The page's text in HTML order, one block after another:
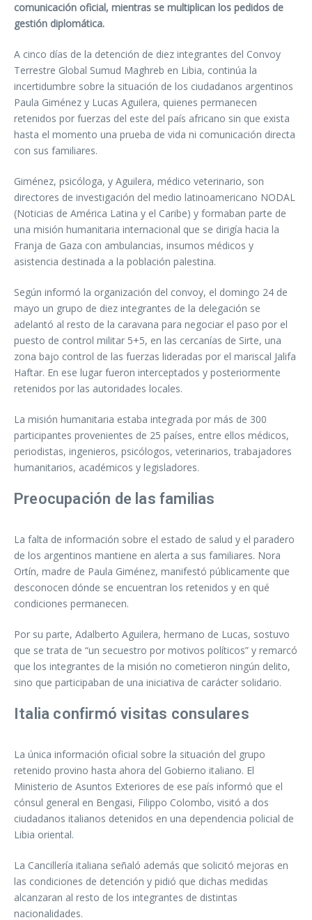
comunicación oficial, mientras se multiplican los pedidos de
gestión diplomática.
A cinco días de la detención de diez integrantes del Convoy
Terrestre Global Sumud Maghreb en Libia, continúa la
incertidumbre sobre la situación de los ciudadanos argentinos
Paula Giménez y Lucas Aguilera, quienes permanecen
retenidos por fuerzas del este del país africano sin que exista
hasta el momento una prueba de vida ni comunicación directa
con sus familiares.
Giménez, psicóloga, y Aguilera, médico veterinario, son
directores de investigación del medio latinoamericano NODAL
(Noticias de América Latina y el Caribe) y formaban parte de
una misión humanitaria internacional que se dirigía hacia la
Franja de Gaza con ambulancias, insumos médicos y
asistencia destinada a la población palestina.
Según informó la organización del convoy, el domingo 24 de
mayo un grupo de diez integrantes de la delegación se
adelantó al resto de la caravana para negociar el paso por el
puesto de control militar 5+5, en las cercanías de Sirte, una
zona bajo control de las fuerzas lideradas por el mariscal Jalifa
Haftar. En ese lugar fueron interceptados y posteriormente
retenidos por las autoridades locales.
La misión humanitaria estaba integrada por más de 300
participantes provenientes de 25 países, entre ellos médicos,
periodistas, ingenieros, psicólogos, veterinarios, trabajadores
humanitarios, académicos y legisladores.
Preocupación de las familias
La falta de información sobre el estado de salud y el paradero
de los argentinos mantiene en alerta a sus familiares. Nora
Ortín, madre de Paula Giménez, manifestó públicamente que
desconocen dónde se encuentran los retenidos y en qué
condiciones permanecen.
Por su parte, Adalberto Aguilera, hermano de Lucas, sostuvo
que se trata de “un secuestro por motivos políticos” y remarcó
que los integrantes de la misión no cometieron ningún delito,
sino que participaban de una iniciativa de carácter solidario.
Italia confirmó visitas consulares
La única información oficial sobre la situación del grupo
retenido provino hasta ahora del Gobierno italiano. El
Ministerio de Asuntos Exteriores de ese país informó que el
cónsul general en Bengasi, Filippo Colombo, visitó a dos
ciudadanos italianos detenidos en una dependencia policial de
Libia oriental.
La Cancillería italiana señaló además que solicitó mejoras en
las condiciones de detención y pidió que dichas medidas
alcanzaran al resto de los integrantes de distintas
nacionalidades.